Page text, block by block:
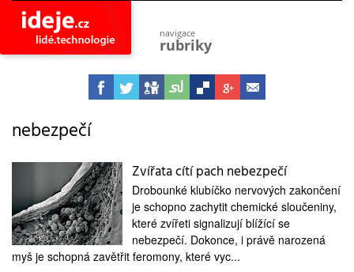
navigace
rubriky
astro
vesmír
společnost
objevy
vynálezy
planeta
přiroda
nebezpečí
Zvířata cítí pach nebezpečí
Drobounké klubíčko nervových zakončení
je schopno zachytit chemické sloučeniny,
které zvířeti signalizují blížící se
nebezpečí. Dokonce, i právě narozená
myš je schopná zavětřit feromony, které vyc...